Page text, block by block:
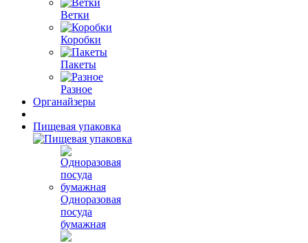
Ветки
Коробки
Пакеты
Разное
Органайзеры
Пищевая упаковка
Одноразовая
посуда
бумажная